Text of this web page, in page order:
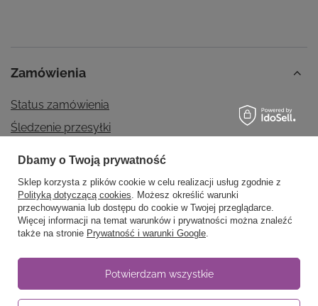
Zamówienia
Status zamówienia
Śledzenie przesyłki
Chcę wymienić produkt
Kontakt
Dbamy o Twoją prywatność
Sklep korzysta z plików cookie w celu realizacji usług zgodnie z
Polityką dotyczącą cookies. Możesz określić warunki
przechowywania lub dostępu do cookie w Twojej przeglądarce.
Więcej informacji na temat warunków i prywatności można znaleźć
także na stronie Prywatność i warunki Google.
Potwierdzam wszystkie